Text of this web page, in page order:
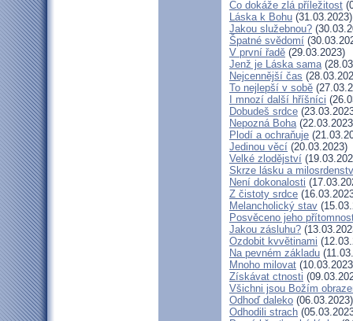
Co dokáže zlá příležitost
Láska k Bohu (31.03.2023)
Jakou služebnou?
Špatné svědomí
V první řadě (29.03.2023)
Jenž je Láska sama
Nejcennější čas
To nejlepší v sobě
I mnozí další hříšníci
Dobudeš srdce
Nepozná Boha
Plodí a ochraňuje
Jedinou věcí (20.03.2023)
Velké zlodějství
Skrze lásku a
Není dokonalosti
Z čistoty srdce
Melancholický stav
Posvěceno jeho
Jakou zásluhu?
Ozdobit kvvětinami
Na pevném základu
Mnoho milovat
Získávat ctnosti
Všichni jsou Božím
Odhoď daleko (06.03.2023)
Odhodili strach